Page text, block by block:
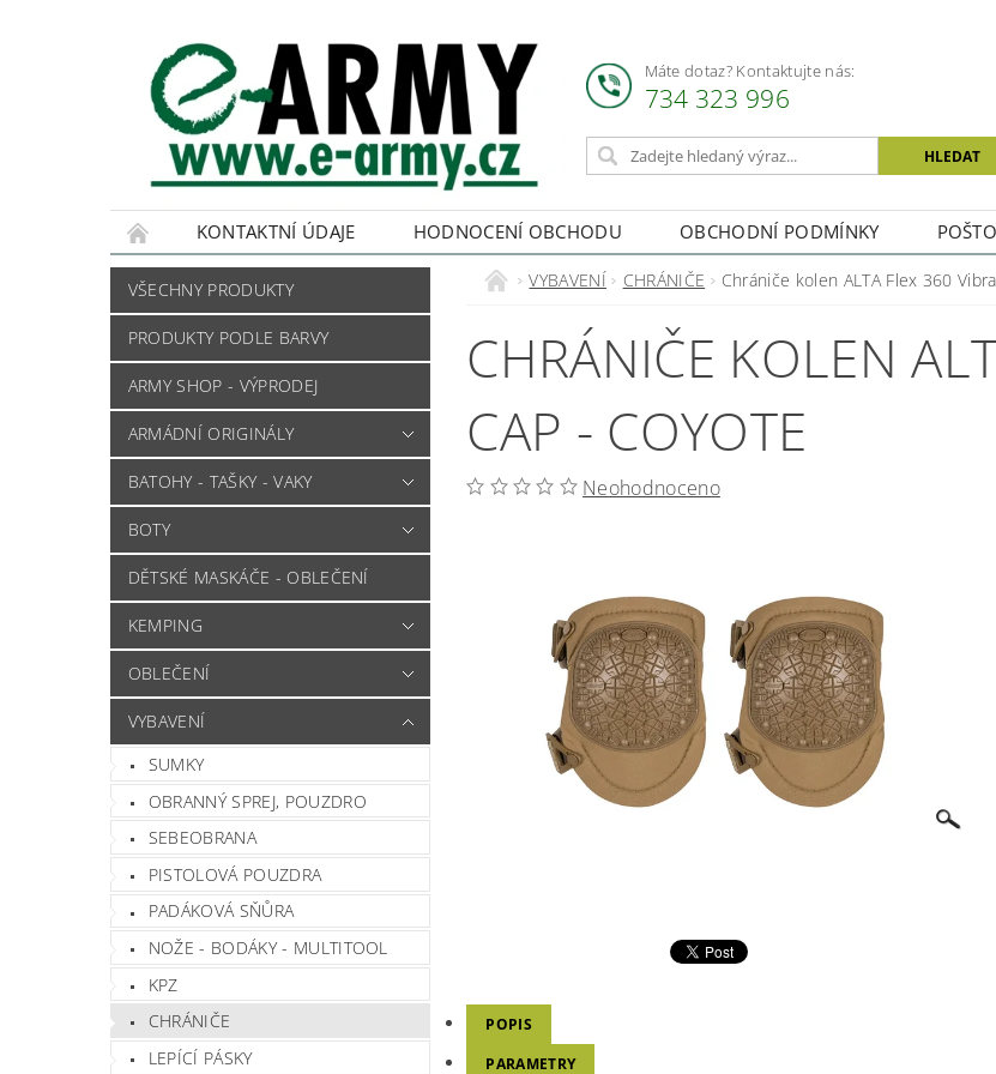
Máte dotaz? Kontaktujte nás:
734 323 996
KONTAKTNÍ ÚDAJE HODNOCENÍ OBCHODU OBCHODNÍ PODMÍNKY
VŠECHNY PRODUKTY
PRODUKTY PODLE BARVY
ARMY SHOP - VÝPRODEJ
ARMÁDNÍ ORIGINÁLY
BATOHY - TAŠKY - VAKY
BOTY
DĚTSKÉ MASKÁČE - OBLEČENÍ
KEMPING
OBLEČENÍ
VYBAVENÍ
SUMKY
OBRANNÝ SPREJ, POUZDRO
SEBEOBRANA
PISTOLOVÁ POUZDRA
PADÁKOVÁ SŇŮRA
NOŽE - BODÁKY - MULTITOOL
KPZ
CHRÁNIČE
LEPÍCÍ PÁSKY
VYBAVENÍ CHRÁNIČE Chrániče kolen ALTA Flex 360
CHRÁNIČE KOLEN
CAP - COYOTE
Neohodnoceno
POPIS
PARAMETRY